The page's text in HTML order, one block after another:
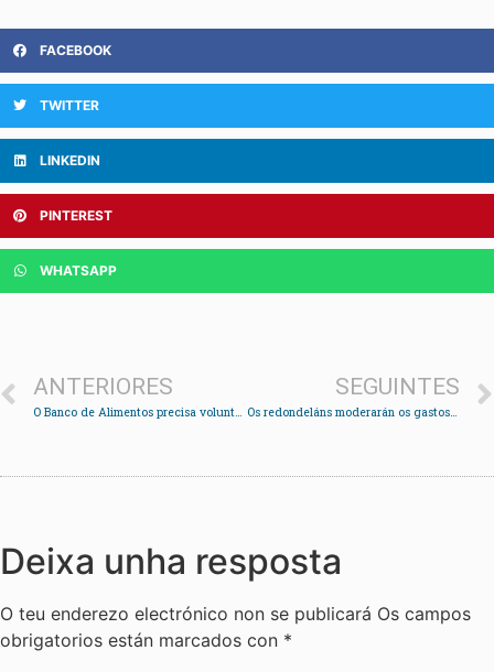
FACEBOOK
TWITTER
LINKEDIN
PINTEREST
WHATSAPP
ANTERIORES
O Banco de Alimentos precisa voluntarios para clasificar as 275 toneladas da Gran Recollida
SEGUINTES
Os redondeláns moderarán os gastos de Nadal
Deixa unha resposta
O teu enderezo electrónico non se publicará Os campos
obrigatorios están marcados con *